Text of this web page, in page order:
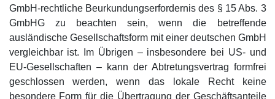
GmbH-rechtliche Beurkundungserfordernis des § 15 Abs. 3
GmbHG zu beachten sein, wenn die betreffende
ausländische Gesellschaftsform mit einer deutschen GmbH
vergleichbar ist. Im Übrigen – insbesondere bei US- und
EU-Gesellschaften – kann der Abtretungsvertrag formfrei
geschlossen werden, wenn das lokale Recht keine
besondere Form für die Übertragung der Geschäftsanteile